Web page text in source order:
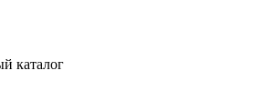
каталог